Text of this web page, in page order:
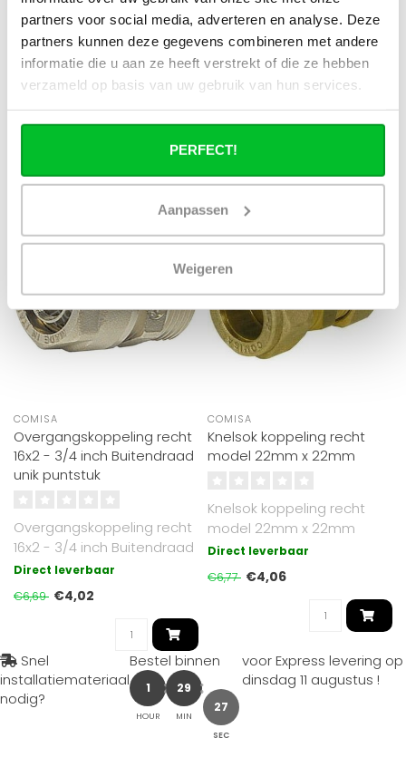
partners voor social media, adverteren en analyse. Deze
partners kunnen deze gegevens combineren met andere
informatie die u aan ze heeft verstrekt of die ze hebben
verzameld op basis van uw gebruik van hun services.
PERFECT!
Aanpassen
Weigeren
Knelkoppeling 22mm x 3/4
inchbuitendraad cylindrisch
Direct leverbaar
Knelkoppeling 22mm x 3/4
inchbinnendraad
Direct leverbaar
€6,30 €3,78
KORTING -40%
COMISA
Overgangskoppeling recht
16x2 - 3/4 inch Buitendraad
unik puntstuk
Overgangskoppeling recht
16x2 - 3/4 inch Buitendraad
unik puntstuk..
Direct leverbaar
€6,69 €4,02
KORTING -40%
COMISA
Knelsok koppeling recht
model 22mm x 22mm
Knelsok koppeling recht
model 22mm x 22mm
Direct leverbaar
€6,77 €4,06
Snel
installatiemateriaal
nodig?
Bestel binnen
1
HOUR
29
MIN
26
SEC
voor Express levering op
dinsdag 11 augustus !